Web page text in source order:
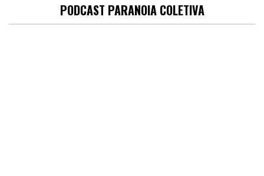
PODCAST PARANOIA COLETIVA